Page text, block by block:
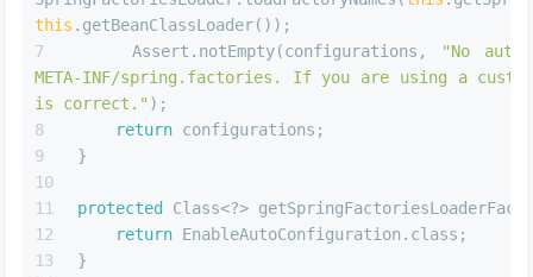
this .getBeanClassLoader());
    Assert.notEmpty(configurations,
"No
META-INF/spring.factories. If you are using a
is correct." );
return configurations;
}
protected
Class<?>
return EnableAutoConfiguration.class;
}